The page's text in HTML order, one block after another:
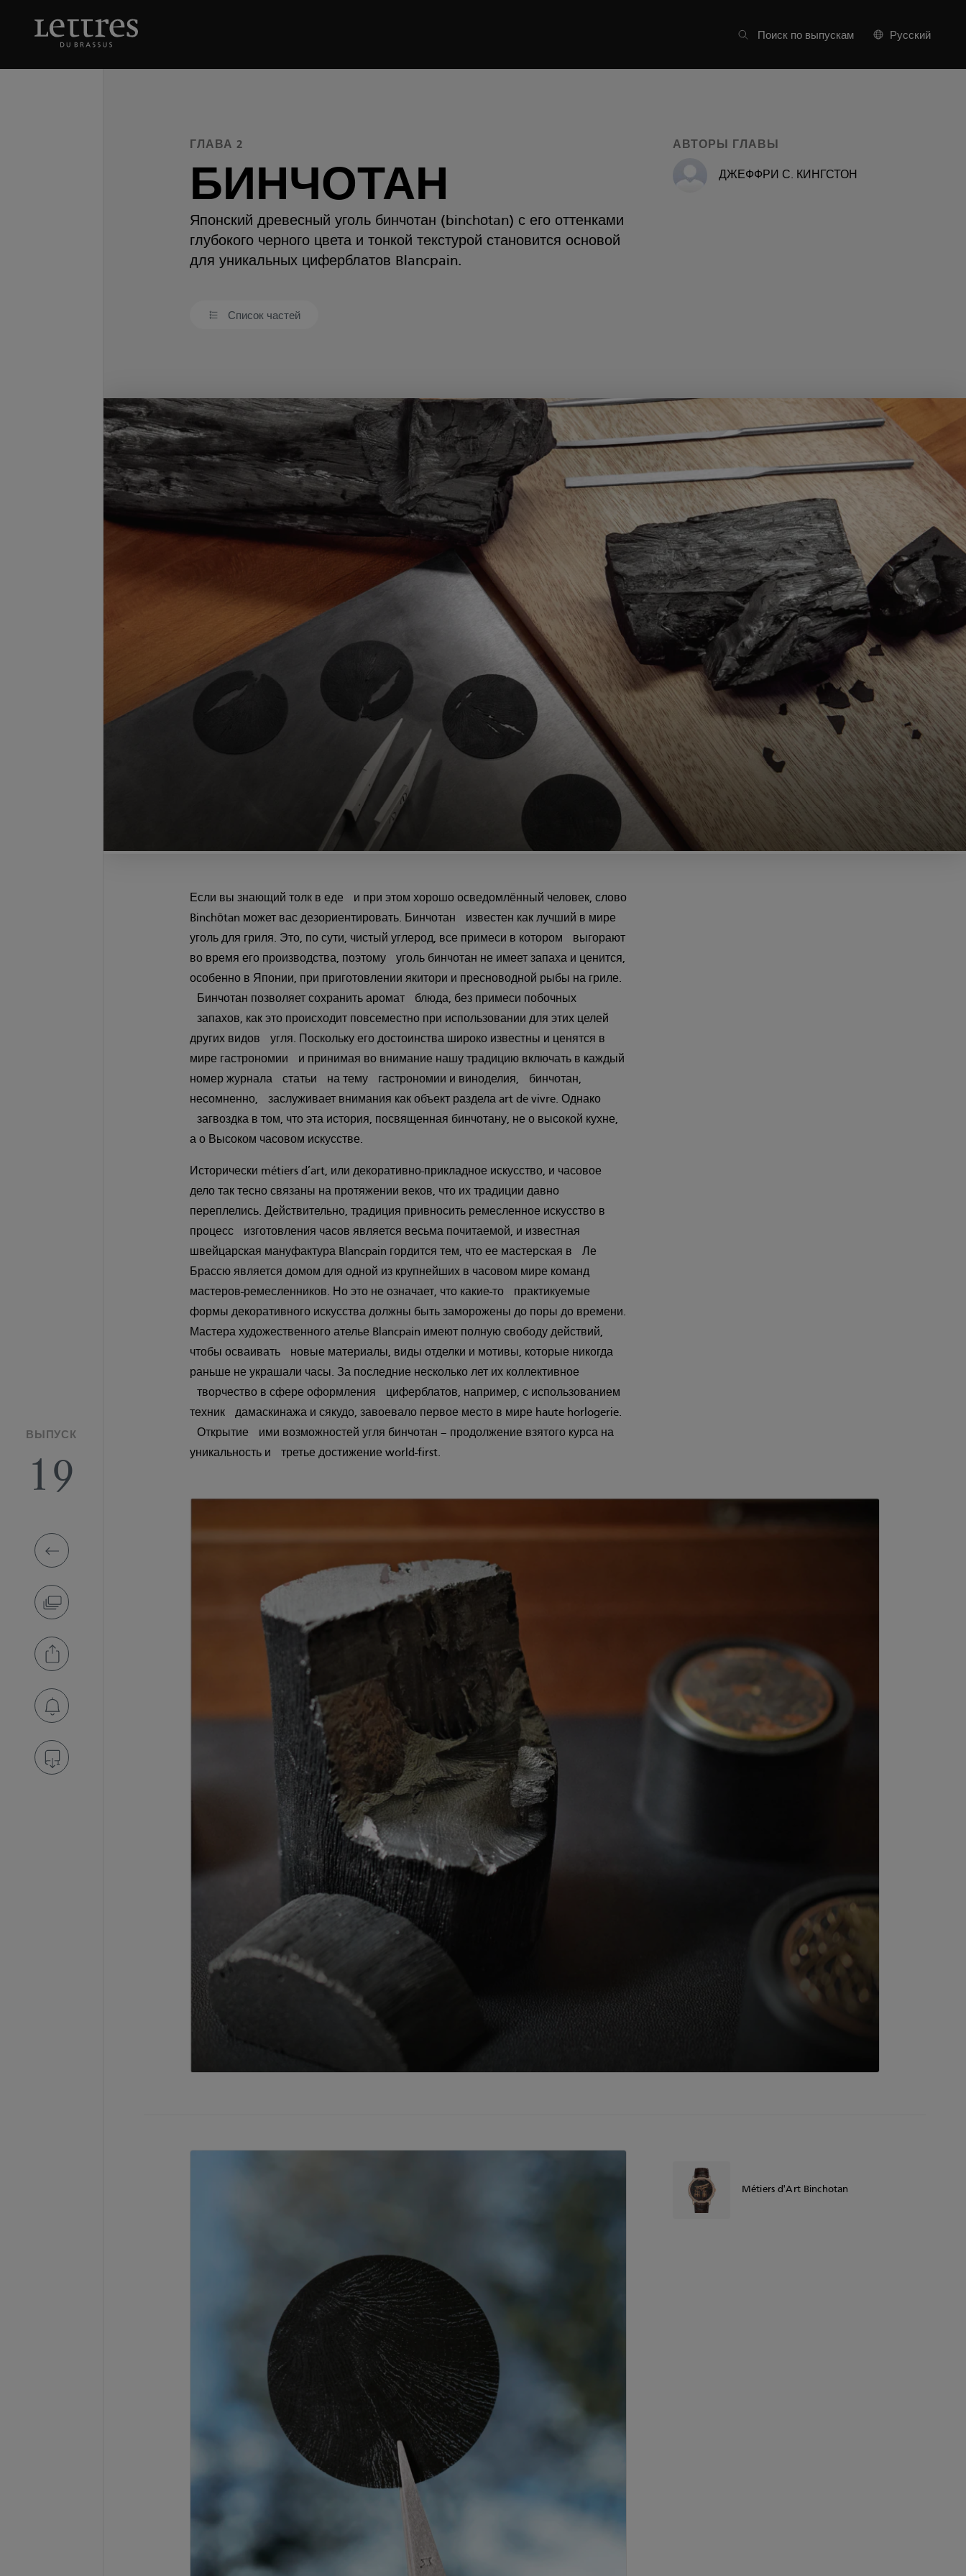
content
Поиск по выпускам Русский
ВЫПУСК
19
ГЛАВА 2
БИНЧОТАН
Японский древесный уголь бинчотан (binchоtan) с его оттенками
глубокого черного цвета и тонкой текстурой становится основой
для уникальных циферблатов Blancpain.
Список частей
АВТОРЫ ГЛАВЫ
ДЖЕФФРИ С. КИНГСТОН
Если вы знающий толк в еде и при этом хорошо осведомлённый человек, слово
Binchōtan может вас дезориентировать. Бинчотан известен как лучший в мире
уголь для гриля. Это, по сути, чистый углерод, все примеси в котором выгорают
во время его производства, поэтому уголь бинчотан не имеет запаха и ценится,
особенно в Японии, при приготовлении якитори и пресноводной рыбы на гриле.
Бинчотан позволяет сохранить аромат блюда, без примеси побочных
запахов, как это происходит повсеместно при использовании для этих целей
других видов угля. Поскольку его достоинства широко известны и ценятся в
мире гастрономии и принимая во внимание нашу традицию включать в каждый
номер журнала статьи на тему гастрономии и виноделия, бинчотан,
несомненно, заслуживает внимания как объект раздела art de vivre. Однако
загвоздка в том, что эта история, посвященная бинчотану, не о высокой кухне,
а о Высоком часовом искусстве.
Исторически métiers d’art, или декоративно-прикладное искусство, и часовое
дело так тесно связаны на протяжении веков, что их традиции давно
переплелись. Действительно, традиция привносить ремесленное искусство в
процесс изготовления часов является весьма почитаемой, и известная
швейцарская мануфактура Blancpain гордится тем, что ее мастерская в Ле
Брассю является домом для одной из крупнейших в часовом мире команд
мастеров-ремесленников. Но это не означает, что какие-то практикуемые
формы декоративного искусства должны быть заморожены до поры до времени.
Мастера художественного ателье Blancpain имеют полную свободу действий,
чтобы осваивать новые материалы, виды отделки и мотивы, которые никогда
раньше не украшали часы. За последние несколько лет их коллективное
творчество в сфере оформления циферблатов, например, с использованием
техник дамаскинажа и сякудо, завоевало первое место в мире haute horlogerie.
Открытие ими возможностей угля бинчотан – продолжение взятого курса на
уникальность и третье достижение world-first.
Métiers d'Art Binchotan